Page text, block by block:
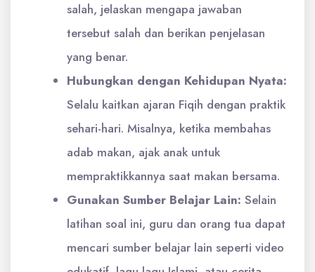
salah, jelaskan mengapa jawaban
tersebut salah dan berikan penjelasan
yang benar.
Hubungkan dengan Kehidupan Nyata:
Selalu kaitkan ajaran Fiqih dengan praktik
sehari-hari. Misalnya, ketika membahas
adab makan, ajak anak untuk
mempraktikkannya saat makan bersama.
Gunakan Sumber Belajar Lain: Selain
latihan soal ini, guru dan orang tua dapat
mencari sumber belajar lain seperti video